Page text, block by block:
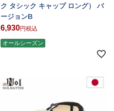
ク タシック キャップ ロング） バ
ージョンB
6,930 税込
オールシーズン